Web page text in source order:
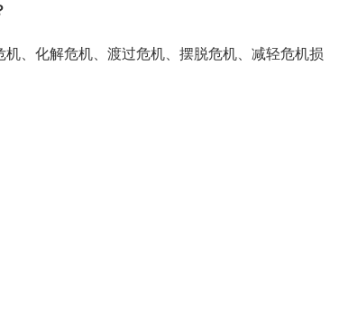
、化解危机、渡过危机、摆脱危机、减轻危机损